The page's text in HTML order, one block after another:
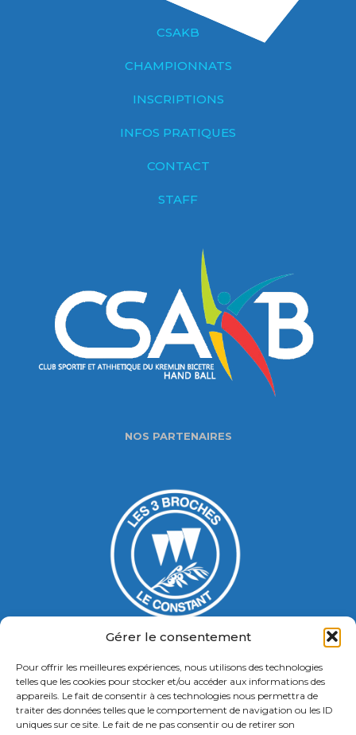
Gérer le consentement
Pour offrir les meilleures expériences, nous utilisons des technologies
telles que les cookies pour stocker et/ou accéder aux informations des
appareils. Le fait de consentir à ces technologies nous permettra de
traiter des données telles que le comportement de navigation ou les ID
uniques sur ce site. Le fait de ne pas consentir ou de retirer son
CSAKB
CHAMPIONNATS
INSCRIPTIONS
INFOS PRATIQUES
CONTACT
STAFF
NOS PARTENAIRES
Gymnase Jacques Ducasse
5 Bd Chastenet de Géry
Contact : 01 46 58 49 88